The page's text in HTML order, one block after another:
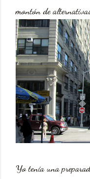
montón de
Yo tenía una